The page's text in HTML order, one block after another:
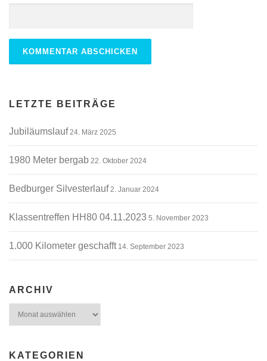
LETZTE BEITRÄGE
Jubiläumslauf 24. März 2025
1980 Meter bergab 22. Oktober 2024
Bedburger Silvesterlauf 2. Januar 2024
Klassentreffen HH80 04.11.2023 5. November 2023
1.000 Kilometer geschafft 14. September 2023
ARCHIV
KATEGORIEN